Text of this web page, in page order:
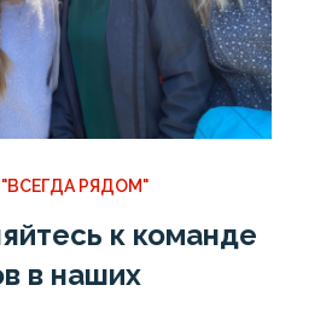
РЯДОМ"
к команде
в наших